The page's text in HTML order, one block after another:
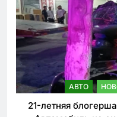
АВТО
21-летняя